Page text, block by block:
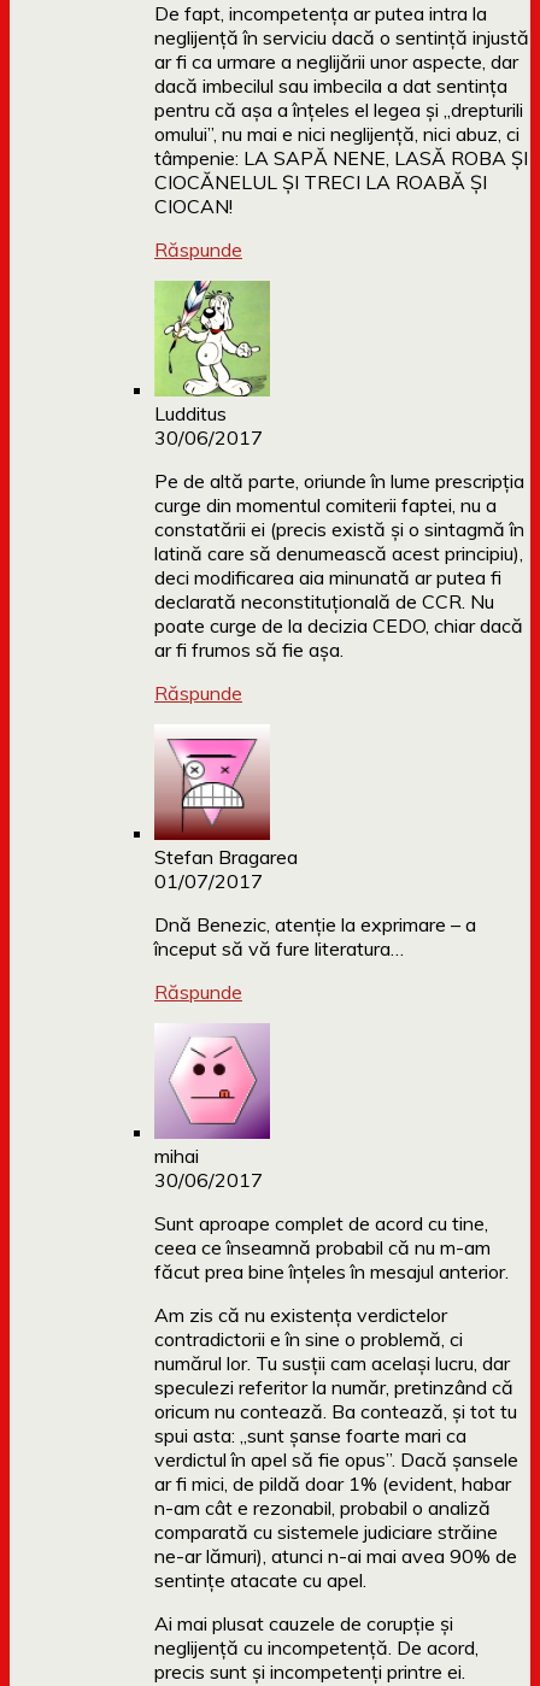
De fapt, incompetența ar putea intra la
neglijenţă în serviciu dacă o sentință injustă
ar fi ca urmare a neglijării unor aspecte, dar
dacă imbecilul sau imbecila a dat sentința
pentru că așa a înțeles el legea și „drepturili
omului”, nu mai e nici neglijență, nici abuz, ci
tâmpenie: LA SAPĂ NENE, LASĂ ROBA ȘI
CIOCĂNELUL ȘI TRECI LA ROABĂ ȘI
CIOCAN!
Răspunde
Ludditus
30/06/2017
Pe de altă parte, oriunde în lume prescripția
curge din momentul comiterii faptei, nu a
constatării ei (precis există și o sintagmă în
latină care să denumească acest principiu),
deci modificarea aia minunată ar putea fi
declarată neconstituțională de CCR. Nu
poate curge de la decizia CEDO, chiar dacă
ar fi frumos să fie așa.
Răspunde
Stefan Bragarea
01/07/2017
Dnă Benezic, atenție la exprimare – a
început să vă fure literatura…
Răspunde
mihai
30/06/2017
Sunt aproape complet de acord cu tine,
ceea ce înseamnă probabil că nu m-am
făcut prea bine înțeles în mesajul anterior.
Am zis că nu existența verdictelor
contradictorii e în sine o problemă, ci
numărul lor. Tu susții cam același lucru, dar
speculezi referitor la număr, pretinzând că
oricum nu contează. Ba contează, și tot tu
spui asta: „sunt șanse foarte mari ca
verdictul în apel să fie opus”. Dacă șansele
ar fi mici, de pildă doar 1% (evident, habar
n-am cât e rezonabil, probabil o analiză
comparată cu sistemele judiciare străine
ne-ar lămuri), atunci n-ai mai avea 90% de
sentințe atacate cu apel.
Ai mai plusat cauzele de corupție și
neglijență cu incompetență. De acord,
precis sunt și incompetenți printre ei.